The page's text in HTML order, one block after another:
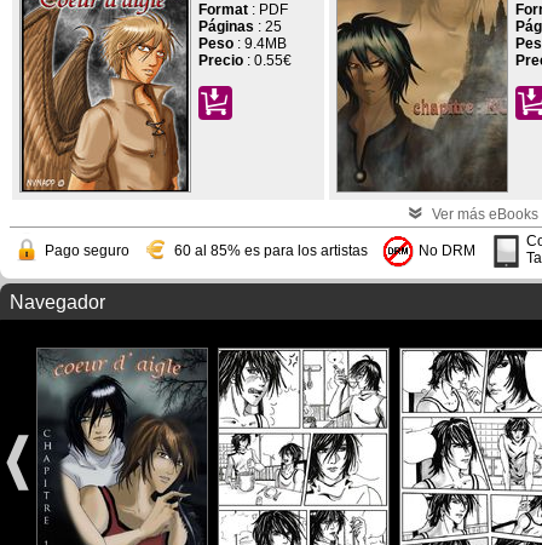
Format : PDF
Páginas : 25
Peso : 9.4MB
Precio : 0.55€
Ver más eBooks
Pago seguro 60 al 85% es para los artistas No DRM
Navegador